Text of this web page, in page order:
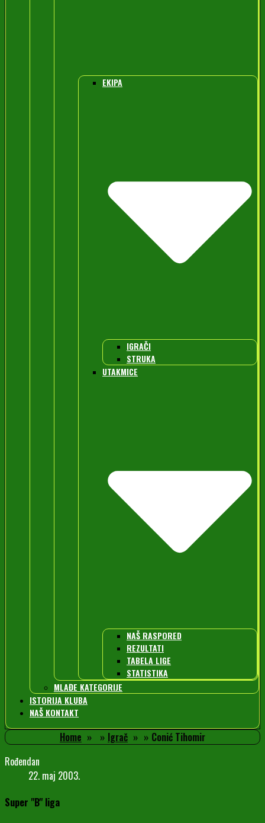
EKIPA
IGRAČI
STRUKA
UTAKMICE
NAŠ RASPORED
REZULTATI
TABELA LIGE
STATISTIKA
MLAĐE KATEGORIJE
ISTORIJA KLUBA
NAŠ KONTAKT
Home Igrač
Conić Tihomir
Rođendan
22. maj 2003.
Super "B" liga